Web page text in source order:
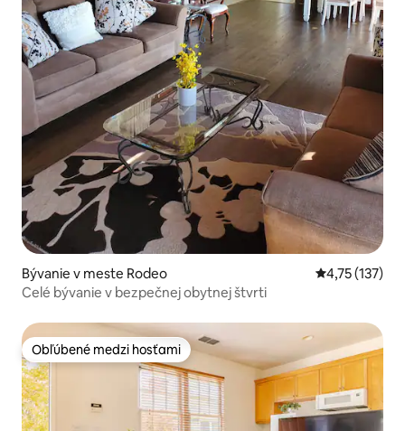
Bývanie v meste Rodeo Priemerné
4,75 (137)
Celé bývanie v bezpečnej obytnej štvrti
Obľúbené medzi hosťami
Obľúbené medzi hosťami